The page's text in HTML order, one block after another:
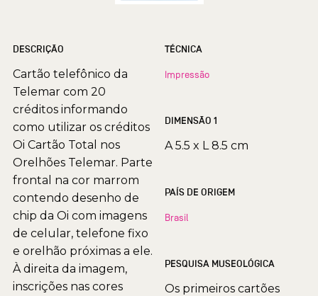
DESCRIÇÃO
Cartão telefônico da
Telemar com 20
créditos informando
como utilizar os créditos
Oi Cartão Total nos
Orelhões Telemar. Parte
frontal na cor marrom
contendo desenho de
chip da Oi com imagens
de celular, telefone fixo
e orelhão próximas a ele.
À direita da imagem,
inscrições nas cores
TÉCNICA
Impressão
DIMENSÃO 1
A 5.5 x L 8.5 cm
PAÍS DE ORIGEM
Brasil
PESQUISA MUSEOLÓGICA
Os primeiros cartões